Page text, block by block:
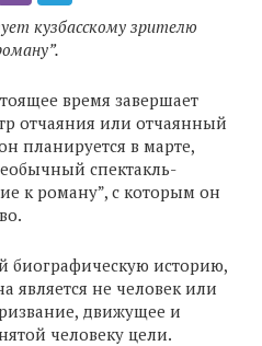
кузбасскому зрителю
время завершает
отчаяния или отчаянный
планируется в марте,
спектакль-
к роману”, с которым он
биографическую историю,
является не человек или
движущее и
человеку цели.